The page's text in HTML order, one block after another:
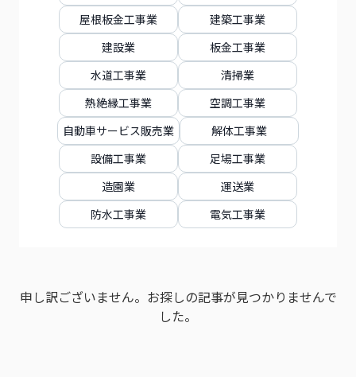
屋根板金工事業
建築工事業
建設業
板金工事業
水道工事業
清掃業
熱絶縁工事業
空調工事業
自動車サービス販売業
解体工事業
設備工事業
足場工事業
造園業
運送業
防水工事業
電気工事業
申し訳ございません。お探しの記事が見つかりませんで
した。